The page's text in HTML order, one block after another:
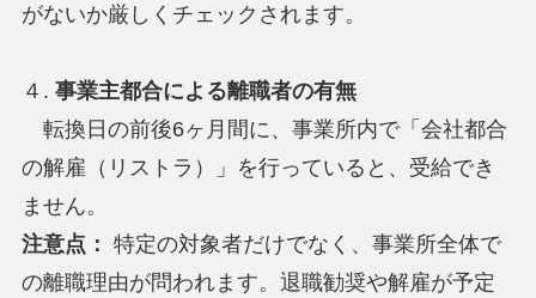
がないか厳しくチェックされます。
４. 事業主都合による離職者の有無
転換日の前後6ヶ月間に、事業所内で「会社都合
の解雇（リストラ）」を行っていると、受給でき
ません。
注意点： 特定の対象者だけでなく、事業所全体で
の離職理由が問われます。退職勧奨や解雇が予定